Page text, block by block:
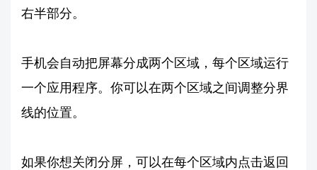
右半部分。
手机会自动把屏幕分成两个区域，每个区域运行
一个应用程序。你可以在两个区域之间调整分界
线的位置。
如果你想关闭分屏，可以在每个区域内点击返回